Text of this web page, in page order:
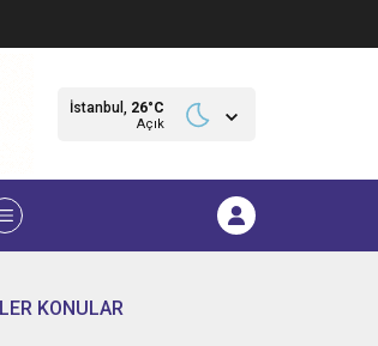
İstanbul, 26°C
Açık
KONULAR